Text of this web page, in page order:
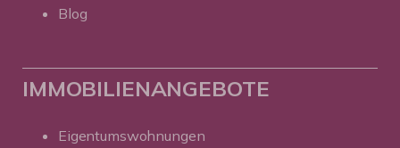
Blog
IMMOBILIENANGEBOTE
Eigentumswohnungen